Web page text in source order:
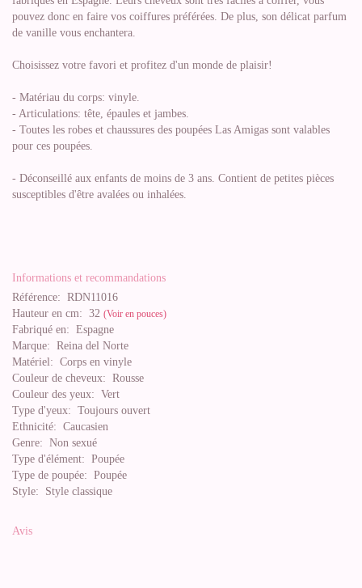
pouvez donc en faire vos coiffures préférées. De plus, son délicat parfum
de vanille vous enchantera.
Choisissez votre favori et profitez d'un monde de plaisir!
- Matériau du corps: vinyle.
- Articulations: tête, épaules et jambes.
- Toutes les robes et chaussures des poupées Las Amigas sont valables
pour ces poupées.
- Déconseillé aux enfants de moins de 3 ans. Contient de petites pièces
susceptibles d'être avalées ou inhalées.
Informations et recommandations
Référence: RDN11016
Hauteur en cm: 32 (Voir en pouces)
Fabriqué en: Espagne
Marque: Reina del Norte
Matériel: Corps en vinyle
Couleur de cheveux: Rousse
Couleur des yeux: Vert
Type d'yeux: Toujours ouvert
Ethnicité: Caucasien
Genre: Non sexué
Type d'élément: Poupée
Type de poupée: Poupée
Style: Style classique
Avis